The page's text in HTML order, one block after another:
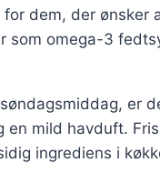
dem, der ønsker
omega-3
er
en mild havduft.
ingrediens i